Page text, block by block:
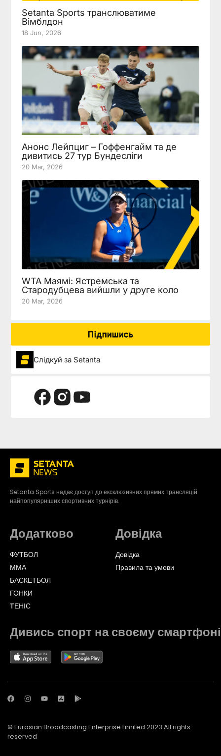
Setanta Sports транслюватиме
Вімблдон
18 Jun, 2026
Анонс Лейпциг – Гоффенгайм та де
дивитись 27 тур Бундесліги
20 Mar, 2026
WTA Маямі: Ястремська та
Стародубцева вийшли у друге коло
20 Mar, 2026
Підпишись
Слідкуй за Setanta
Setanta Sports надає доступ до ексклюзивних прямих трансляцій
найпопулярніших спортивних турнірів.
Додатково
ФУТБОЛ
ММА
БАСКЕТБОЛ
ГОНКИ
TЕНІС
Довідка
Довідка
Правила та умови
Дивись спорт на своєму смартфоні
© Eurasian Broadcasting Enterprise Limited 2023 All rights
reserved